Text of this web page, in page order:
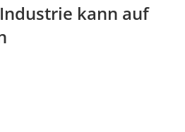
kann auf